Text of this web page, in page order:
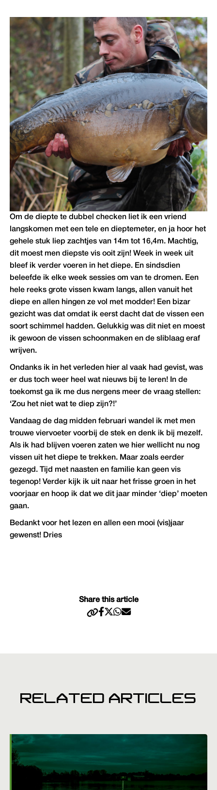
Om de diepte te dubbel checken liet ik een vriend
langskomen met een tele en dieptemeter, en ja hoor het
gehele stuk liep zachtjes van 14m tot 16,4m. Machtig,
dit moest men diepste vis ooit zijn! Week in week uit
bleef ik verder voeren in het diepe. En sindsdien
beleefde ik elke week sessies om van te dromen. Een
hele reeks grote vissen kwam langs, allen vanuit het
diepe en allen hingen ze vol met modder! Een bizar
gezicht was dat omdat ik eerst dacht dat de vissen een
soort schimmel hadden. Gelukkig was dit niet en moest
ik gewoon de vissen schoonmaken en de sliblaag eraf
wrijven.
Ondanks ik in het verleden hier al vaak had gevist, was
er dus toch weer heel wat nieuws bij te leren! In de
toekomst ga ik me dus nergens meer de vraag stellen:
‘Zou het niet wat te diep zijn?!’
Vandaag de dag midden februari wandel ik met men
trouwe viervoeter voorbij de stek en denk ik bij mezelf.
Als ik had blijven voeren zaten we hier wellicht nu nog
vissen uit het diepe te trekken. Maar zoals eerder
gezegd. Tijd met naasten en familie kan geen vis
tegenop! Verder kijk ik uit naar het frisse groen in het
voorjaar en hoop ik dat we dit jaar minder ‘diep’ moeten
gaan.
Bedankt voor het lezen en allen een mooi (vis)jaar
gewenst! Dries
Share this article
RELATED ARTICLES